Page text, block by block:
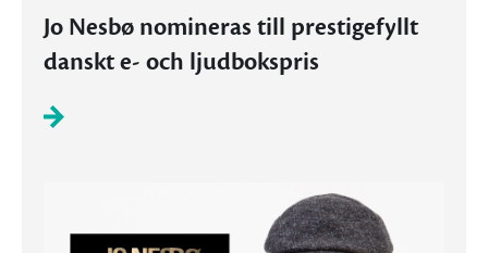
Jo Nesbø nomineras till prestigefyllt
danskt e- och ljudbokspris